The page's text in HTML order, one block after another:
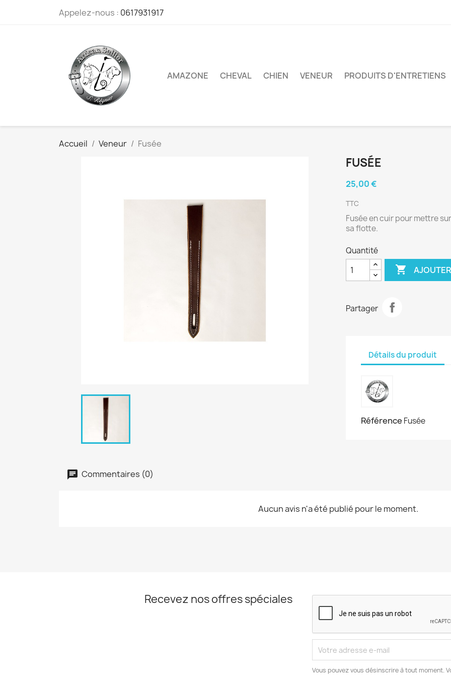
Appelez-nous : 0617931917
AMAZONE CHEVAL CHIEN VENEUR PRODUITS D'ENTRETIENS
Accueil Veneur Fusée
FUSÉE
25,00 €
TTC
Fusée en cuir pour mettre
sa flotte.
Quantité

Partager
Détails du produit
Référence Fusée
Commentaires (0)
Aucun avis n'a été publié pour le moment.
Recevez nos offres spéciales
Vous pouvez vous désinscrire à tout moment.